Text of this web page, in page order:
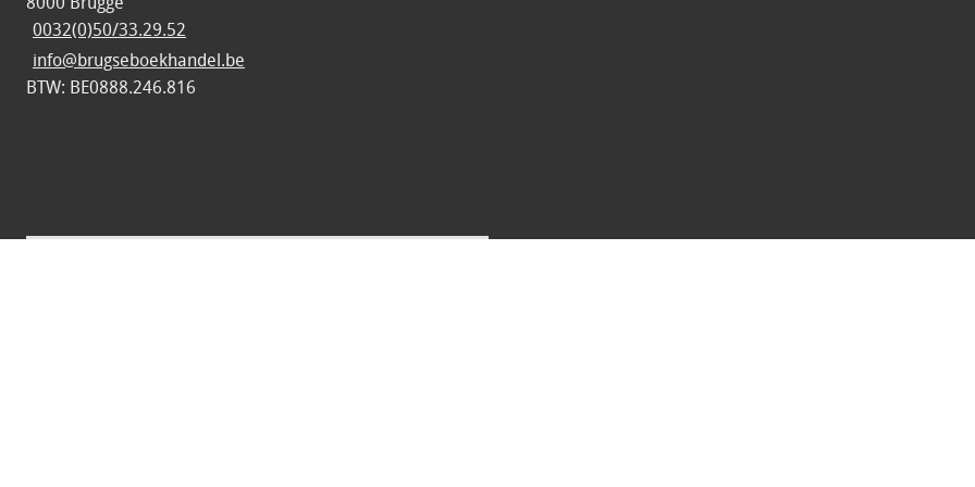
0032(0)50/33.29.52
info@brugseboekhandel.be
BTW: BE0888.246.816